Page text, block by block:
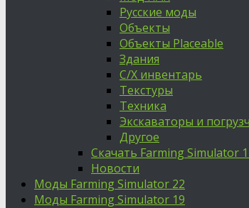
Русские моды
Объекты
Объекты Placeable
Здания
С/Х инвентарь
Текстуры
Техника
Экскаваторы и
Другое
Скачать Farming Simulator
Новости
Моды Farming Simulator 22
Моды Farming Simulator 19